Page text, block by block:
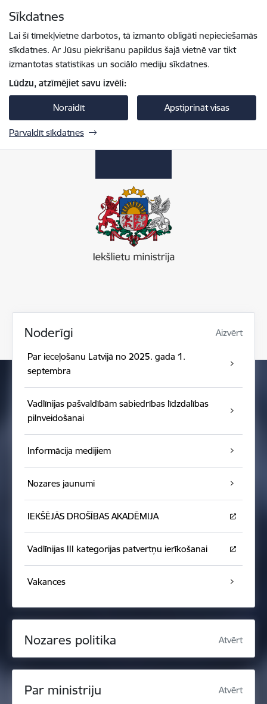
Sīkdatnes
Lai šī tīmekļvietne darbotos, tā izmanto obligāti nepieciešamās
sīkdatnes. Ar Jūsu piekrišanu papildus šajā vietnē var tikt
izmantotas statistikas un sociālo mediju sīkdatnes.
Lūdzu, atzīmējiet savu izvēli:
Noraidīt Apstiprināt visas
Pārvaldīt sīkdatnes
Noderīgi Aizvērt
Par ieceļošanu Latvijā no 2025. gada 1.
septembra
Vadlīnijas pašvaldībām sabiedrības līdzdalības
pilnveidošanai
Informācija medijiem
Nozares jaunumi
IEKŠĒJĀS DROŠĪBAS AKADĒMIJA
Vadlīnijas III kategorijas patvertņu ierīkošanai
Vakances
Nozares politika Atvērt
Par ministriju Atvērt